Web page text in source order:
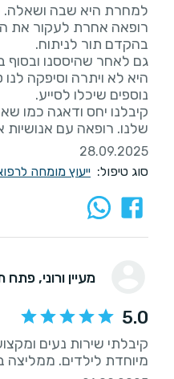
​למחרת היא שבה ושאלה.
רופאה אחרת לעקור את
​גם לאחר שהיססנו
היא לא ויתרה וסיפקה
​קיבלנו יחס ודאגה כמו
שלנו. רופאה עם אנושיות
28.09.2025
סוג טיפול: ייעוץ מומחה
מעיין ורוני, פתח
5.0
קיבלתי שירות נעים
מיוחדת לילדים. ממליצה